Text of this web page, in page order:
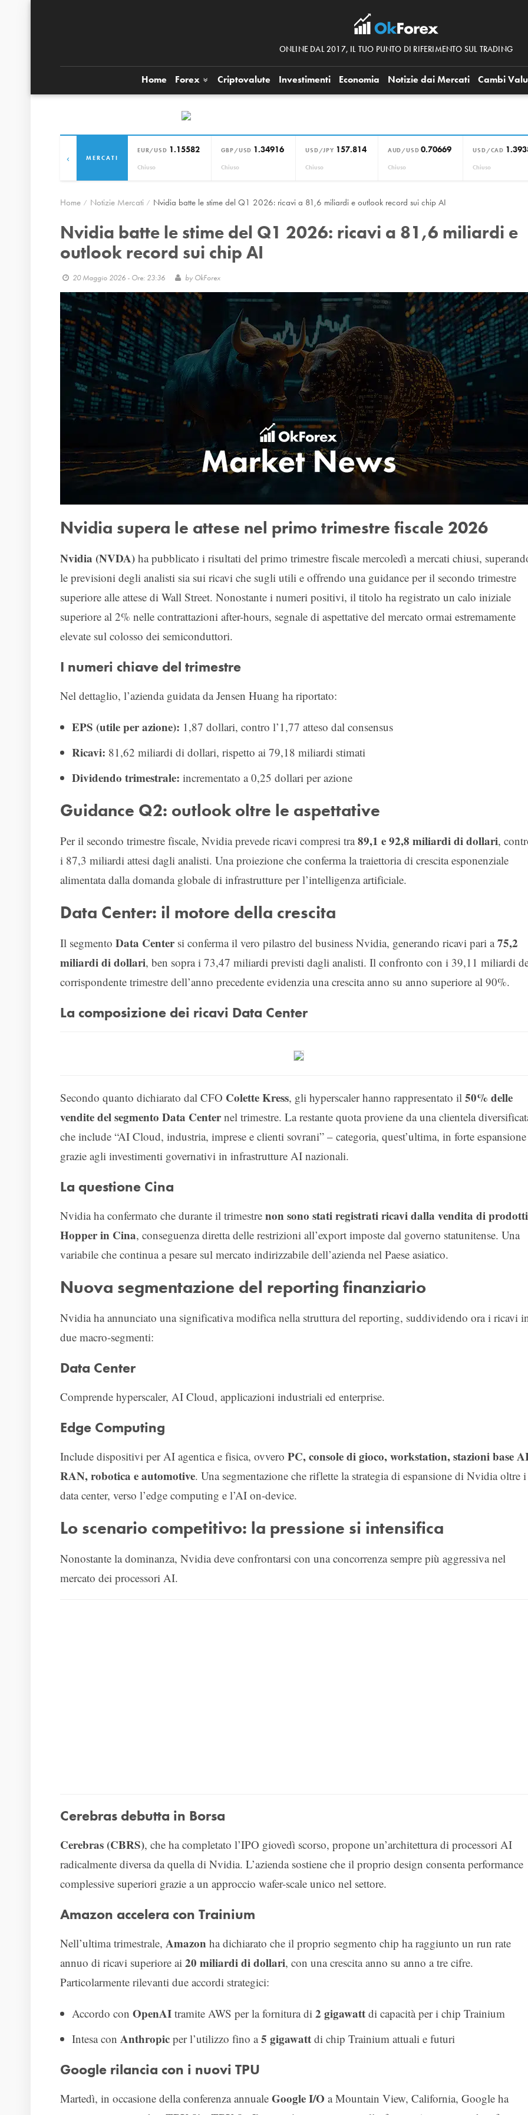
ONLINE DAL 2017, IL TUO PUNTO DI RIFERIMENTO SUL TRADING
Home Forex Criptovalute Investimenti Economia Notizie dai Mercati Cambi
MERCATI
EUR/USD 1.15582
Chiuso
GBP/USD 1.34916
Chiuso
USD/JPY 157.814
Chiuso
AUD/USD 0.70669
Chiuso
USD/CAD
Chiuso
‹
Home Notizie Mercati Nvidia batte le stime del Q1 2026: ricavi a 81,6 miliardi e outlook record sui chip AI
Nvidia batte le stime del Q1 2026: ricavi a 81,6 miliardi e
outlook record sui chip AI
20 Maggio 2026 - Ore: 23:36 by OkForex
Nvidia supera le attese nel primo trimestre fiscale 2026
Nvidia (NVDA) ha pubblicato i risultati del primo trimestre fiscale mercoledì a mercati chiusi,
le previsioni degli analisti sia sui ricavi che sugli utili e offrendo una guidance per il secondo trimestre
superiore alle attese di Wall Street. Nonostante i numeri positivi, il titolo ha registrato un calo iniziale
superiore al 2% nelle contrattazioni after-hours, segnale di aspettative del mercato ormai estremamente
elevate sul colosso dei semiconduttori.
I numeri chiave del trimestre
Nel dettaglio, l’azienda guidata da Jensen Huang ha riportato:
EPS (utile per azione): 1,87 dollari, contro l’1,77 atteso dal consensus
Ricavi: 81,62 miliardi di dollari, rispetto ai 79,18 miliardi stimati
Dividendo trimestrale: incrementato a 0,25 dollari per azione
Guidance Q2: outlook oltre le aspettative
Per il secondo trimestre fiscale, Nvidia prevede ricavi compresi tra89,1 e 92,8 miliardi di dollari,
i 87,3 miliardi attesi dagli analisti. Una proiezione che conferma la traiettoria di crescita esponenziale
alimentata dalla domanda globale di infrastrutture per l’intelligenza artificiale.
Data Center: il motore della crescita
Il segmento Data Centersi conferma il vero pilastro del business Nvidia, generando ricavi pari a75,2
miliardi di dollari, ben sopra i 73,47 miliardi previsti dagli analisti. Il confronto con i 39,11 miliardi
corrispondente trimestre dell’anno precedente evidenzia una crescita anno su anno superiore al 90%.
La composizione dei ricavi Data Center
Secondo quanto dichiarato dal CFO Colette Kress, gli hyperscaler hanno rappresentato il 50% delle
vendite del segmento Data Centernel trimestre. La restante quota proviene da una clientela
che include “AI Cloud, industria, imprese e clienti sovrani” – categoria, quest’ultima, in forte espansione
grazie agli investimenti governativi in infrastrutture AI nazionali.
La questione Cina
Nvidia ha confermato che durante il trimestre non sono stati registrati ricavi dalla vendita di prodotti
Hopper in Cina, conseguenza diretta delle restrizioni all’export imposte dal governo statunitense. Una
variabile che continua a pesare sul mercato indirizzabile dell’azienda nel Paese asiatico.
Nuova segmentazione del reporting finanziario
Nvidia ha annunciato una significativa modifica nella struttura del reporting, suddividendo ora i ricavi
due macro-segmenti:
Data Center
Comprende hyperscaler, AI Cloud, applicazioni industriali ed enterprise.
Edge Computing
Include dispositivi per AI agentica e fisica, ovvero PC, console di gioco, workstation, stazioni base
RAN, robotica e automotive. Una segmentazione che riflette la strategia di espansione di Nvidia oltre i
data center, verso l’edge computing e l’AI on-device.
Lo scenario competitivo: la pressione si intensifica
Nonostante la dominanza, Nvidia deve confrontarsi con una concorrenza sempre più aggressiva nel
mercato dei processori AI.
Cerebras debutta in Borsa
Cerebras (CBRS), che ha completato l’IPO giovedì scorso, propone un’architettura di processori AI
radicalmente diversa da quella di Nvidia. L’azienda sostiene che il proprio design consenta performance
complessive superiori grazie a un approccio wafer-scale unico nel settore.
Amazon accelera con Trainium
Nell’ultima trimestrale, Amazon ha dichiarato che il proprio segmento chip ha raggiunto un run rate
annuo di ricavi superiore ai 20 miliardi di dollari, con una crescita anno su anno a tre cifre.
Particolarmente rilevanti due accordi strategici:
Accordo con OpenAI tramite AWS per la fornitura di 2 gigawatt di capacità per i chip Trainium
Intesa con Anthropic per l’utilizzo fino a5 gigawatt di chip Trainium attuali e futuri
Google rilancia con i nuovi TPU
Martedì, in occasione della conferenza annuale Google I/O a Mountain View, California, Google ha